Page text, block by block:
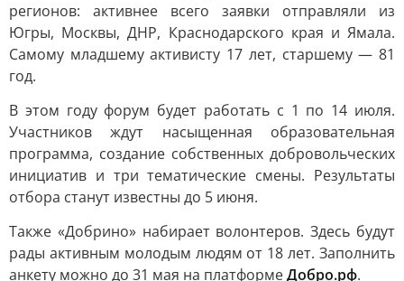
регионов: активнее всего заявки отправляли из
Югры, Москвы, ДНР, Краснодарского края и Ямала.
Самому младшему активисту 17 лет, старшему — 81
год.
В этом году форум будет работать с 1 по 14 июля.
Участников ждут насыщенная образовательная
программа, создание собственных добровольческих
инициатив и три тематические смены. Результаты
отбора станут известны до 5 июня.
Также «Добрино» набирает волонтеров. Здесь будут
рады активным молодым людям от 18 лет. Заполнить
анкету можно до 31 мая на платформеДобро.рф.